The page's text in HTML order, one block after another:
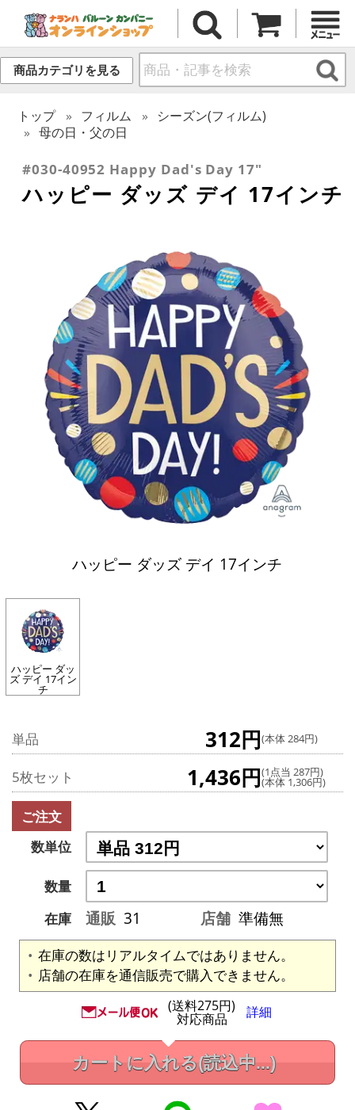
商品カテゴリを見る
トップ フィルム
シーズン(フィルム)
母の日・父の日
#030-40952 Happy Dad's Day 17"
ハッピー ダッズ デイ 17インチ
ハッピー ダッズ デイ 17インチ
ハッピー ダッ
ズ デイ 17イン
チ
単品 312円(本体 284円)
5枚セット 1,436円(1点当 287円)
(本体 1,306円)
ご注文
数単位
数量
在庫
通販 31 店舗 準備無
在庫の数はリアルタイムではありません。
店舗の在庫を通信販売で購入できません。
(送料275円)
対応商品 詳細
カートに入れる(読込中...)